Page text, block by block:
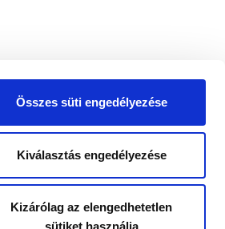
Összes süti engedélyezése
Kiválasztás engedélyezése
Kizárólag az elengedhetetlen
sütiket használja